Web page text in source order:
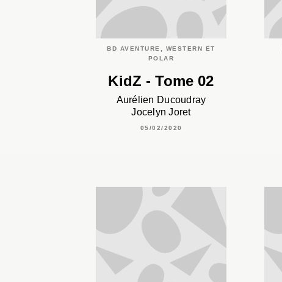
BD AVENTURE, WESTERN ET
POLAR
KidZ - Tome 02
Aurélien Ducoudray
Jocelyn Joret
05/02/2020